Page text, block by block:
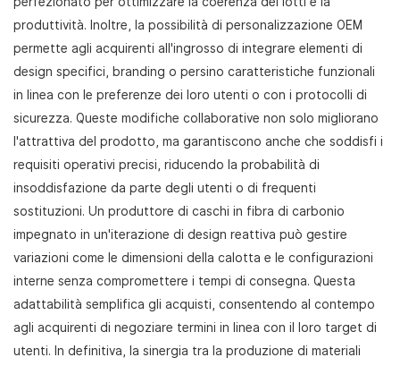
produttività. Inoltre, la possibilità di personalizzazione OEM
permette agli acquirenti all'ingrosso di integrare elementi di
design specifici, branding o persino caratteristiche funzionali
in linea con le preferenze dei loro utenti o con i protocolli di
sicurezza. Queste modifiche collaborative non solo migliorano
l'attrattiva del prodotto, ma garantiscono anche che soddisfi i
requisiti operativi precisi, riducendo la probabilità di
insoddisfazione da parte degli utenti o di frequenti
sostituzioni. Un produttore di caschi in fibra di carbonio
impegnato in un'iterazione di design reattiva può gestire
variazioni come le dimensioni della calotta e le configurazioni
interne senza compromettere i tempi di consegna. Questa
adattabilità semplifica gli acquisti, consentendo al contempo
agli acquirenti di negoziare termini in linea con il loro target di
utenti. In definitiva, la sinergia tra la produzione di materiali